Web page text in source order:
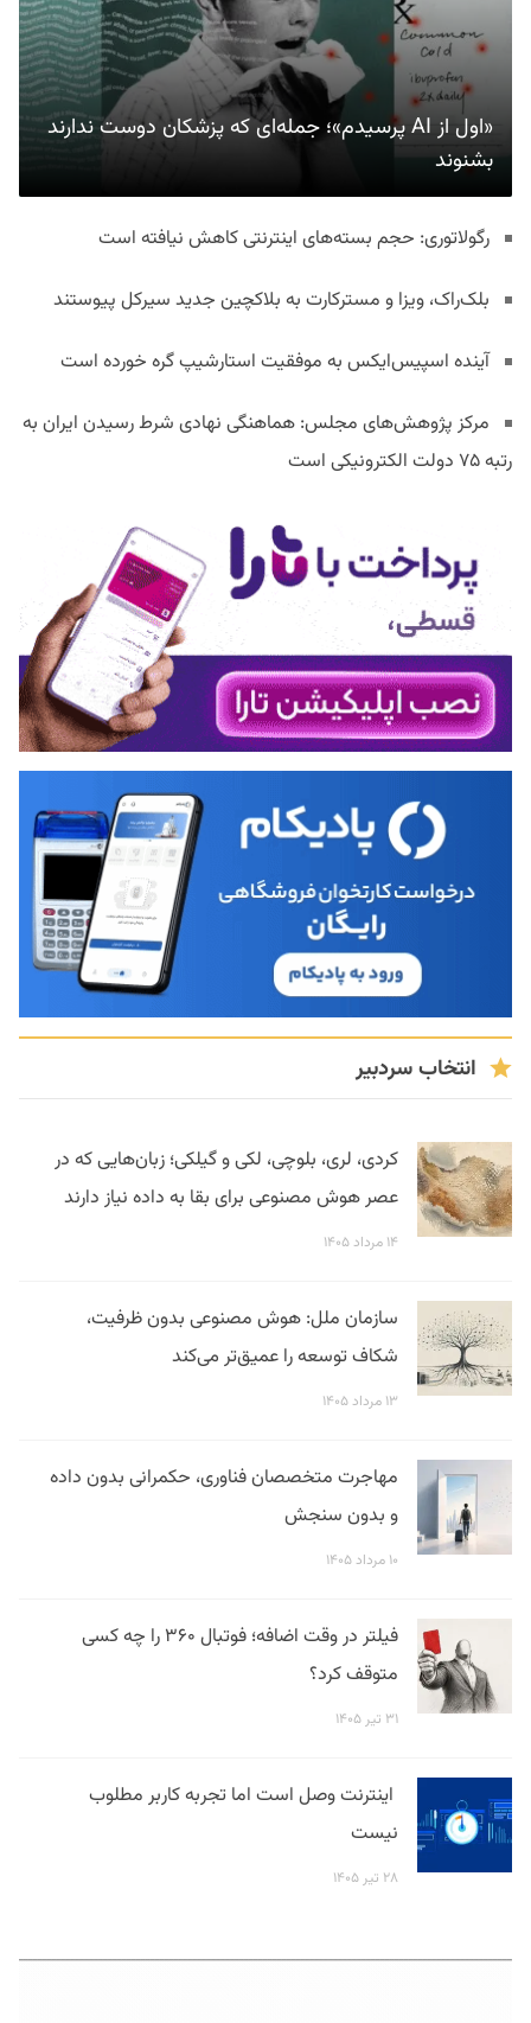
«اول از AI پرسیدم»؛ جمله‌ای که پزشکان دوست ندارند
بشنوند
رگولاتوری: حجم بسته‌های اینترنتی کاهش نیافته است
بلک‌راک، ویزا و مسترکارت به بلاکچین جدید سیرکل پیوستند
آینده اسپیس‌ایکس به موفقیت استارشیپ گره خورده است
مرکز پژوهش‌های مجلس: هماهنگی نهادی شرط رسیدن ایران به
رتبه ۷۵ دولت الکترونیکی است
انتخاب سردبیر
کردی، لری، بلوچی، لکی و گیلکی؛ زبان‌هایی که در
عصر هوش مصنوعی برای بقا به داده نیاز دارند
۱۴ مرداد ۱۴۰۵
سازمان ملل: هوش مصنوعی بدون ظرفیت،
شکاف توسعه را عمیق‌تر می‌کند
۱۳ مرداد ۱۴۰۵
مهاجرت متخصصان فناوری، حکمرانی بدون داده
و بدون سنجش
۱۰ مرداد ۱۴۰۵
فیلتر در وقت اضافه؛ فوتبال ۳۶۰ را چه کسی
متوقف کرد؟
۳۱ تیر ۱۴۰۵
اینترنت وصل است اما تجربه کاربر مطلوب
نیست
۲۸ تیر ۱۴۰۵